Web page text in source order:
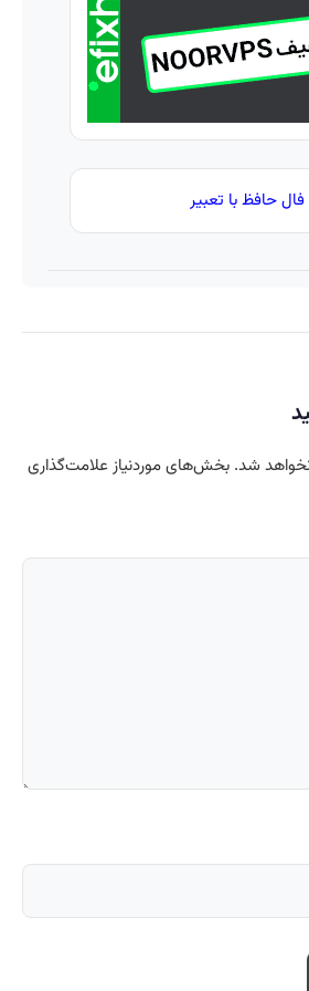
خانگی
فال حافظ با تعبیر
شد. بخش‌های موردنیاز علامت‌گذاری